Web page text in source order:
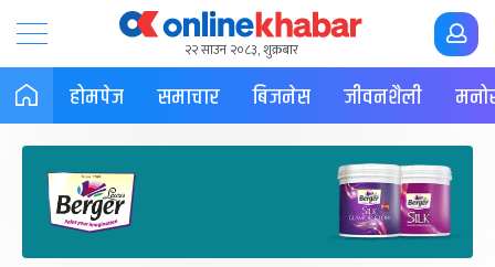
२२ साउन २०८३, शुक्रबार
होमपेज समाचार बिजनेस जीवनशैली